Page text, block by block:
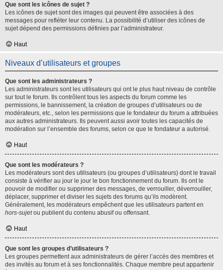
Que sont les icônes de sujet ?
Les icônes de sujet sont des images qui peuvent être associées à des
messages pour refléter leur contenu. La possibilité d’utiliser des icônes de
sujet dépend des permissions définies par l’administrateur.
Haut
Niveaux d’utilisateurs et groupes
Que sont les administrateurs ?
Les administrateurs sont les utilisateurs qui ont le plus haut niveau de contrôle
sur tout le forum. Ils contrôlent tous les aspects du forum comme les
permissions, le bannissement, la création de groupes d’utilisateurs ou de
modérateurs, etc., selon les permissions que le fondateur du forum a attribuées
aux autres administrateurs. Ils peuvent aussi avoir toutes les capacités de
modération sur l’ensemble des forums, selon ce que le fondateur a autorisé.
Haut
Que sont les modérateurs ?
Les modérateurs sont des utilisateurs (ou groupes d’utilisateurs) dont le travail
consiste à vérifier au jour le jour le bon fonctionnement du forum. Ils ont le
pouvoir de modifier ou supprimer des messages, de verrouiller, déverrouiller,
déplacer, supprimer et diviser les sujets des forums qu’ils modèrent.
Généralement, les modérateurs empêchent que les utilisateurs partent en
hors-sujetou publient du contenu abusif ou offensant.
Haut
Que sont les groupes d’utilisateurs ?
Les groupes permettent aux administrateurs de gérer l’accès des membres et
des invités au forum et à ses fonctionnalités. Chaque membre peut appartenir